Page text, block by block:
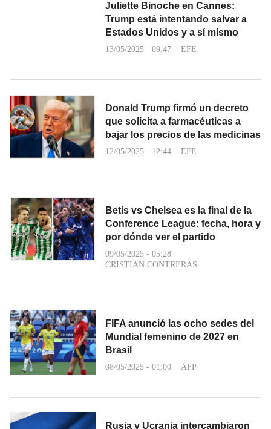
Juliette Binoche en Cannes:
Trump está intentando salvar a
Estados Unidos y a sí mismo
13/05/2025 - 09:47 EFE
Donald Trump firmó un decreto
que solicita a farmacéuticas a
bajar los precios de las medicinas
12/05/2025 - 12:44 EFE
Betis vs Chelsea es la final de la
Conference League: fecha, hora y
por dónde ver el partido
09/05/2025 - 05:28
CRISTIAN CONTRERAS
FIFA anunció las ocho sedes del
Mundial femenino de 2027 en
Brasil
08/05/2025 - 01:00 AFP
Rusia y Ucrania intercambiaron